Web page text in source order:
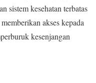
sistem kesehatan terbatas
akses kepada
kesenjangan